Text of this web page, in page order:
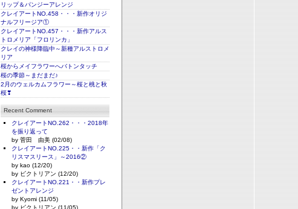
リップ＆パンジーアレンジ
クレイアートNO.458・・・新作オリジ
ナルフリージア①
クレイアートNO.457・・・新作アルス
トロメリア「フロリンカ」
クレイの神様降臨中～新種アルストロメ
リア
桜からメイフラワーへバトンタッチ
桜の季節～まだまだ♪
2月のウェルカムフラワー～桜と桃と秋
桜❣
Recent Comment
クレイアートNO.262・・・2018年
を振り返って
by 菅田 由美 (02/08)
クレイアートNO.225・・新作「ク
リスマスリース」～2016②
by kao (12/20)
by ビクトリアン (12/20)
クレイアートNO.221・・新作プレ
ゼントアレンジ
by Kyomi (11/05)
by ビクトリアン (11/05)